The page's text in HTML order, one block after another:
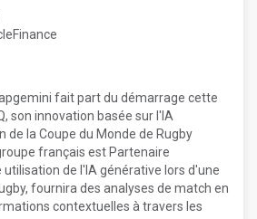
fait part du démarrage cette
son innovation basée sur l'IA
de la Coupe du Monde de Rugby
français est Partenaire
de l'IA générative lors d'une
fournira des analyses de match en
contextuelles à travers les